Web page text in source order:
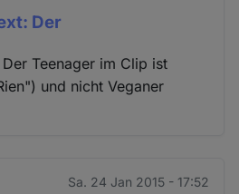
Der
Teenager im Clip ist
und nicht Veganer
Sa. 24 Jan 2015 - 17:52